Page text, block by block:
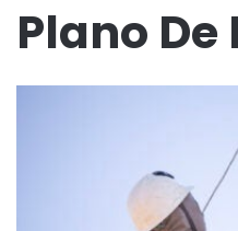
Plano